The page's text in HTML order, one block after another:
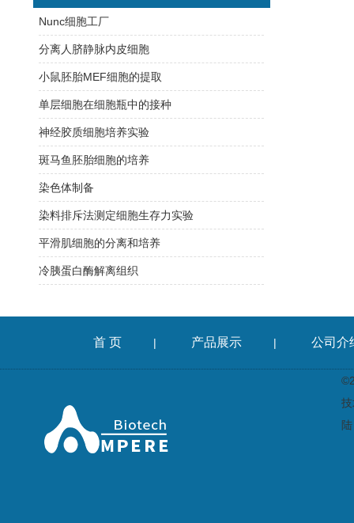
Nunc细胞工厂
分离人脐静脉内皮细胞
小鼠胚胎MEF细胞的提取
单层细胞在细胞瓶中的接种
神经胶质细胞培养实验
斑马鱼胚胎细胞的培养
染色体制备
染料排斥法测定细胞生存力实验
平滑肌细胞的分离和培养
冷胰蛋白酶解离组织
首 页 | 产品展示 | 公司介
陆